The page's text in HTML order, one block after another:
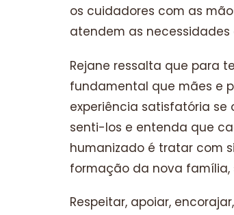
os cuidadores com as
atendem as
Rejane ressalta que para
fundamental que mães e
experiência satisfatória se
senti-los e entenda que
humanizado é tratar com
formação da nova família,
Respeitar, apoiar,